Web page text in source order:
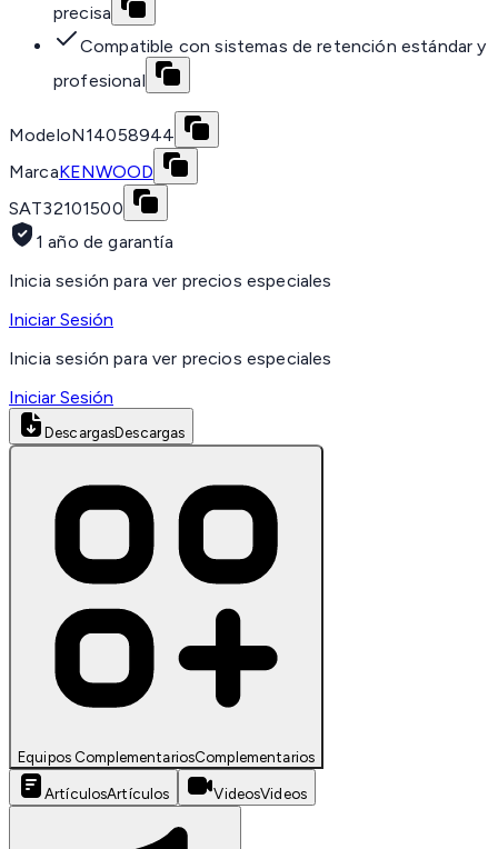
precisa
Compatible con sistemas de retención estándar y
profesional
ModeloN14058944
MarcaKENWOOD
SAT32101500
1 año de garantía
Inicia sesión para ver precios especiales
Iniciar Sesión
Inicia sesión para ver precios especiales
Iniciar Sesión
DescargasDescargas
Equipos ComplementariosComplementarios
ArtículosArtículos VideosVideos